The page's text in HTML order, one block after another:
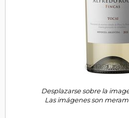
Desplazarse sobre la
Las imágenes son